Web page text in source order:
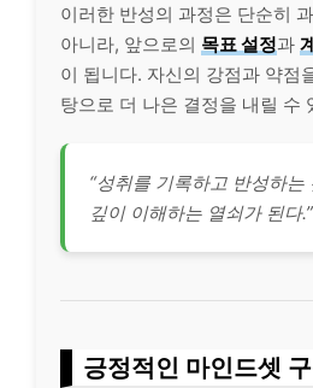
이러한 반성의 과정은 단순히
아니라, 앞으로의 목표 설정과
이 됩니다. 자신의 강점과 약점
탕으로 더 나은 결정을 내릴 수
“성취를 기록하고 반성하는
깊이 이해하는 열쇠가 된다.”
긍정적인 마인드셋